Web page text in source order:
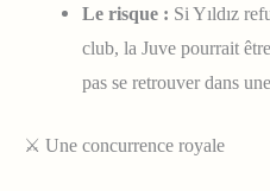
Le risque : Si Yıldız
club, la Juve pourrait
pas se retrouver dans
⚔️ Une concurrence royale